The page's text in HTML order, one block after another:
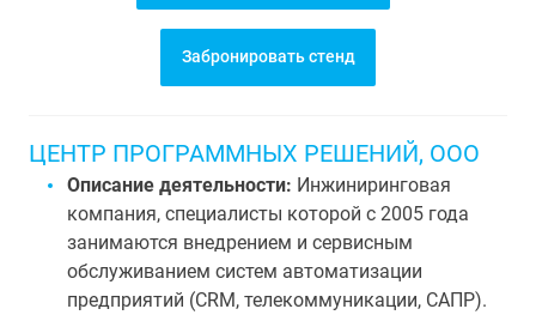
Забронировать стенд
ЦЕНТР ПРОГРАММНЫХ РЕШЕНИЙ, ООО
Описание деятельности: Инжиниринговая
компания, специалисты которой с 2005 года
занимаются внедрением и сервисным
обслуживанием систем автоматизации
предприятий (CRM, телекоммуникации, САПР).